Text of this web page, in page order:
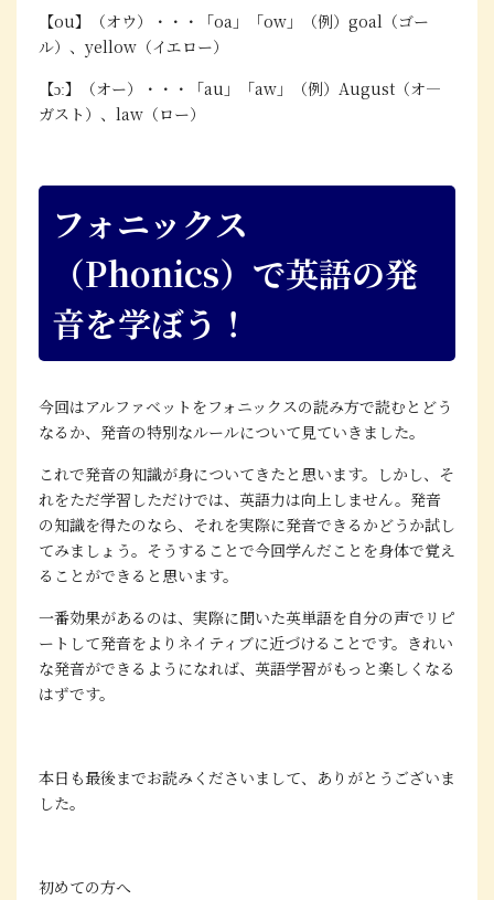
【ou】（オウ）・・・「oa」「ow」（例）goal（ゴー
ル）、yellow（イエロー）
【ɔː】（オー）・・・「au」「aw」（例）August（オ―
ガスト）、law（ロー）
フォニックス
（Phonics）で英語の発
音を学ぼう！
今回はアルファベットをフォニックスの読み方で読むとどう
なるか、発音の特別なルールについて見ていきました。
これで発音の知識が身についてきたと思います。しかし、そ
れをただ学習しただけでは、英語力は向上しません。発音
の知識を得たのなら、それを実際に発音できるかどうか試し
てみましょう。そうすることで今回学んだことを身体で覚え
ることができると思います。
一番効果があるのは、実際に聞いた英単語を自分の声でリピ
ートして発音をよりネイティブに近づけることです。きれい
な発音ができるようになれば、英語学習がもっと楽しくなる
はずです。
本日も最後までお読みくださいまして、ありがとうございま
した。
初めての方へ